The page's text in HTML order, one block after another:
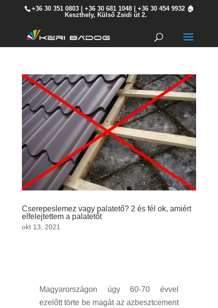
+36 30 351 0803| +36 30 681 1048| +36 30 454 9932🏠
Keszthely, Külső Zsidi út 2.
Cserepeslemez vagy palatető? 2 és fél ok, amiért
elfelejtettem a palatetőt
okt 13, 2021
Magyarországon úgy 60-70 évvel
ezelőtt törte be magát az azbesztcement